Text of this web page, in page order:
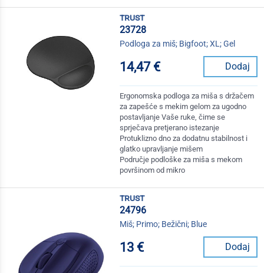
trust
23728
Podloga za miš; Bigfoot; XL; Gel
14,47 € Dodaj
Ergonomska podloga za miša s držačem
za zapešće s mekim gelom za ugodno
postavljanje Vaše ruke, čime se
sprječava pretjerano istezanje
Protuklizno dno za dodatnu stabilnost i
glatko upravljanje mišem
Područje podloške za miša s mekom
površinom od mikro
trust
24796
Miš; Primo; Bežični; Blue
13 € Dodaj